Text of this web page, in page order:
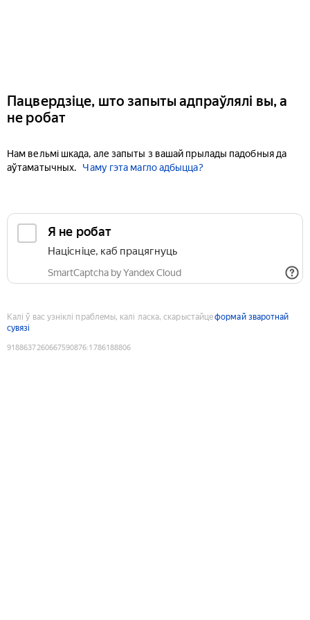
Пацвердзіце, што запыты адпраўлялі вы, а
не робат
Нам вельмі шкада, але запыты з вашай прылады падобныя да
аўтаматычных.
Чаму гэта магло адбыцца?
Я не робат
Націсніце, каб працягнуць
SmartCaptcha by Yandex Cloud
Калі ў вас узніклі праблемы, калі ласка, скарыстайцеформай зваротнай
сувязі
9188637260667590876:1786188806